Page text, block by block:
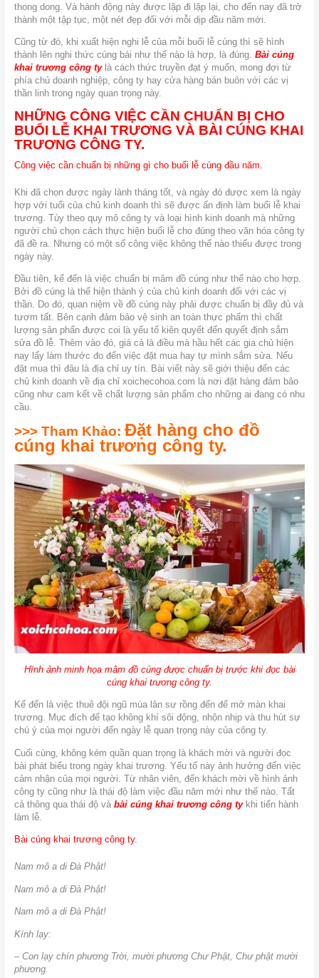
thong dong. Và hành động này được lặp đi lặp lại, cho đến nay đã trở
thành một tập tục, một nét đẹp đối với mỗi dịp đầu năm mới.
Cũng từ đó, khi xuất hiện nghi lễ của mỗi buổi lễ cúng thì sẽ hình
thành lên nghi thức cúng bái như thế nào là hợp, là đúng. Bài cúng
khai trương công tylà cách thức truyền đạt ý muốn, mong đợi từ
phía chủ doanh nghiệp, công ty hay cửa hàng bán buôn với các vị
thần linh trong ngày quan trọng này.
NHỮNG CÔNG VIỆC CẦN CHUẨN BỊ CHO
BUỔI LỄ KHAI TRƯƠNG VÀ BÀI CÚNG KHAI
TRƯƠNG CÔNG TY.
Công việc cần chuẩn bị những gì cho buổi lễ cúng đầu năm.
Khi đã chọn được ngày lành tháng tốt, và ngày đó được xem là ngày
hợp với tuổi của chủ kinh doanh thì sẽ được ấn định làm buổi lễ khai
trương. Tùy theo quy mô công ty và loại hình kinh doanh mà những
người chủ chọn cách thực hiện buổi lễ cho đúng theo văn hóa công ty
đã đề ra. Nhưng có một số công việc không thể nào thiếu được trong
ngày này.
Đầu tiên, kể đến là việc chuẩn bị mâm đồ cúng như thế nào cho hợp.
Bởi đồ cúng là thể hiện thành ý của chủ kinh doanh đối với các vị
thần. Do đó, quan niệm về đồ cúng này phải được chuẩn bị đầy đủ và
tươm tất. Bên cạnh đảm bảo vệ sinh an toàn thực phẩm thì chất
lượng sản phẩn được coi là yếu tố kiên quyết đến quyết định sắm
sửa đồ lễ. Thêm vào đó, giá cả là điều mà hầu hết các gia chủ hiện
nay lấy làm thước đo đến việc đặt mua hay tự mình sắm sửa. Nếu
đặt mua thì đâu là địa chỉ uy tín. Bài viết này sẽ giới thiệu đến các
chủ kinh doanh về địa chỉ xoichecohoa.com là nơi đặt hàng đảm bảo
cũng như cam kết về chất lượng sản phẩm cho những ai đang có nhu
cầu.
>>> Tham Khảo: Đặt hàng cho đồ
cúng khai trương công ty.
Hình ảnh minh họa mâm đồ cúng được chuẩn bị trước khi đọc bài
cúng khai trương công ty.
Kế đến là việc thuê đội ngũ múa lân sư rồng đến để mở màn khai
trương. Mục đích để tạo không khí sôi động, nhộn nhịp và thu hút sự
chú ý của mọi người đến ngày lễ quan trọng này của công ty.
Cuối cùng, không kém quần quan trọng là khách mời và người đọc
bài phát biểu trong ngày khai trương. Yếu tố này ảnh hưởng đến việc
cảm nhận của mọi người. Từ nhân viên, đến khách mời về hình ảnh
công ty cũng như là thái độ làm việc đầu năm mới như thế nào. Tất
cả thông qua thái độ và bài cúng khai trương công tykhi tiến hành
làm lễ.
Bài cúng khai trương công ty.
Nam mô a di Đà Phật!
Nam mô a di Đà Phật!
Nam mô a di Đà Phật!
Kính lạy:
– Con lạy chín phương Trời, mười phương Chư Phật, Chư phật mười
phương.